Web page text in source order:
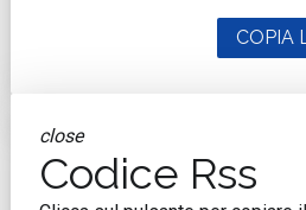
COPIA
close
Codice Rss